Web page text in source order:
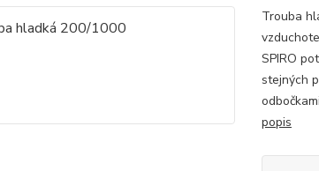
Trouba
SPIRO
stejných
popis